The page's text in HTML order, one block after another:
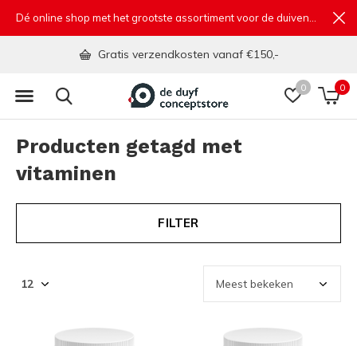
0 0
Gratis verzendkosten vanaf €150,-
Producten getagd met
vitaminen
FILTER